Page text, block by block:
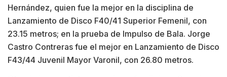
Hernández, quien fue la mejor en la disciplina de
Lanzamiento de Disco F40/41 Superior Femenil, con
23.15 metros; en la prueba de Impulso de Bala. Jorge
Castro Contreras fue el mejor en Lanzamiento de Disco
F43/44 Juvenil Mayor Varonil, con 26.80 metros.